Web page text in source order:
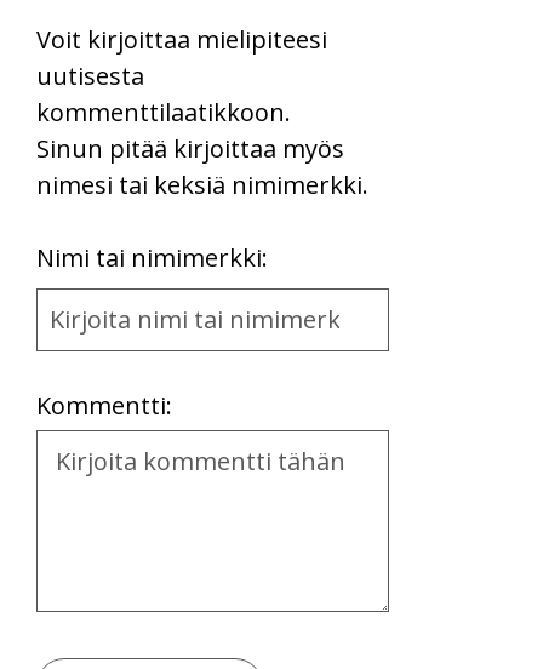
Voit kirjoittaa mielipiteesi
uutisesta
kommenttilaatikkoon.
Sinun pitää kirjoittaa myös
nimesi tai keksiä nimimerkki.
Nimi tai nimimerkki:
Name
and
Kommentti:
Kommentti